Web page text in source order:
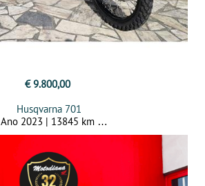
€ 9.800,00
Husqvarna 701
Ano 2023 | 13845 km